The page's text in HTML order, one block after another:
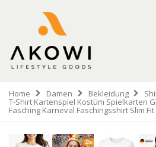
Home Damen Bekleidung
T-Shirt Kartenspiel Kostüm Spielkarten
Fasching Karneval Faschingsshirt Slim